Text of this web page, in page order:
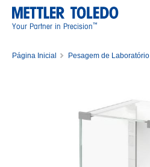
Your Partner in Precision™
Página Inicial Pesagem de Laboratório